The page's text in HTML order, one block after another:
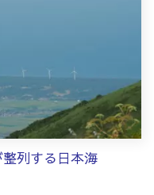
列する日本海